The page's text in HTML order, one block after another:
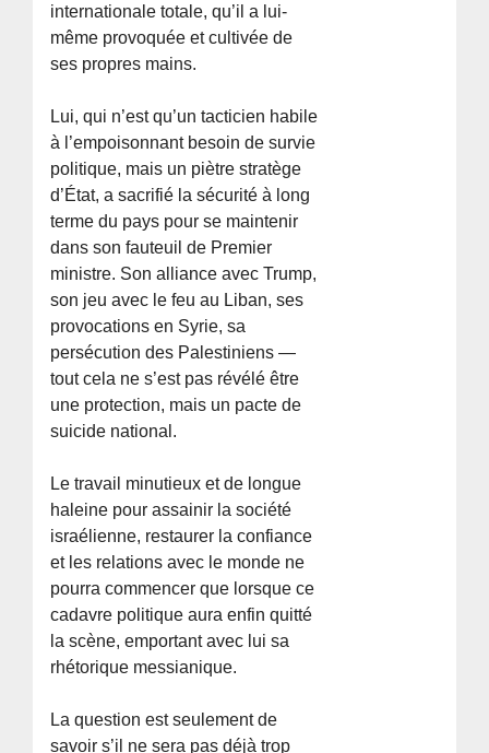
internationale totale, qu’il a lui-
même provoquée et cultivée de
ses propres mains.
Lui, qui n’est qu’un tacticien habile
à l’empoisonnant besoin de survie
politique, mais un piètre stratège
d’État, a sacrifié la sécurité à long
terme du pays pour se maintenir
dans son fauteuil de Premier
ministre. Son alliance avec Trump,
son jeu avec le feu au Liban, ses
provocations en Syrie, sa
persécution des Palestiniens —
tout cela ne s’est pas révélé être
une protection, mais un pacte de
suicide national.
Le travail minutieux et de longue
haleine pour assainir la société
israélienne, restaurer la confiance
et les relations avec le monde ne
pourra commencer que lorsque ce
cadavre politique aura enfin quitté
la scène, emportant avec lui sa
rhétorique messianique.
La question est seulement de
savoir s’il ne sera pas déjà trop